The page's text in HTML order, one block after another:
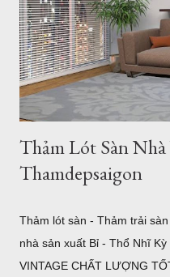
chuột sang trọng Thảm Đẹp
kính 3m cỡ lớn đủ để bạn
thoải mái. Cực kỳ sang
Khổ Lớn – "Cân" Mọi Không
Thảm Lót Sàn
Thamdepsaigon
Thảm lót sàn - Thảm trải
nhà sản xuất Bỉ - Thổ Nhĩ
VINTAGE CHẤT LƯỢNG